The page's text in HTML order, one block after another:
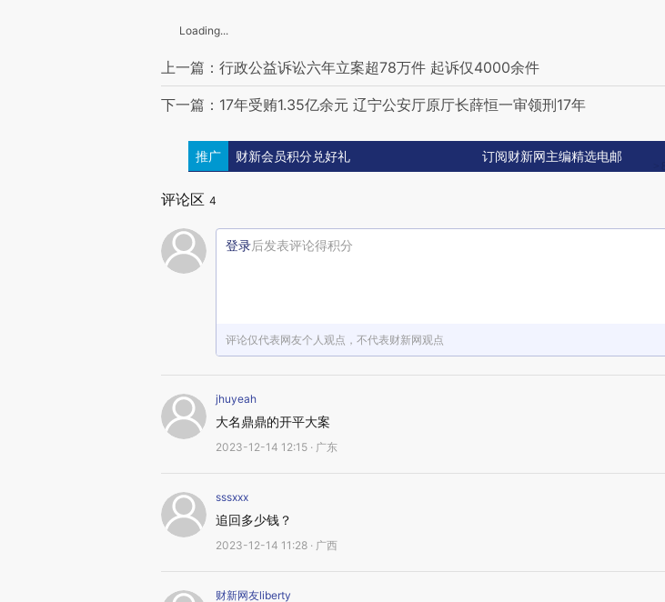
Loading...
上一篇：行政公益诉讼六年立案超78万件 起诉仅4000余件
下一篇：17年受贿1.35亿余元 辽宁公安厅原厅长薛恒一审领刑17年
推广 财新会员积分兑好礼 订阅财新网主编精选电邮
评论区 4
登录后发表评论得积分
评论仅代表网友个人观点，不代表财新网观点
jhuyeah
大名鼎鼎的开平大案
2023-12-14 12:15 · 广东
sssxxx
追回多少钱？
2023-12-14 11:28 · 广西
财新网友liberty